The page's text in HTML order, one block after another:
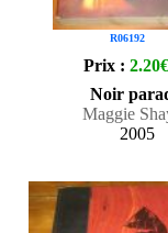
R06192
Prix : 2.20€
Noir
Maggie
2005